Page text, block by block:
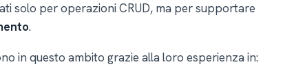
solo per operazioni CRUD, ma per supportare
.
in questo ambito grazie alla loro esperienza in: